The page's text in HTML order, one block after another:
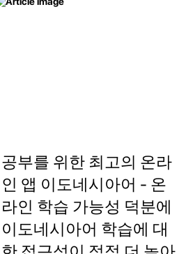
공부를 위한 최고의 온라
인 앱 이도네시아어 - 온
라인 학습 가능성 덕분에
이도네시아어 학습에 대